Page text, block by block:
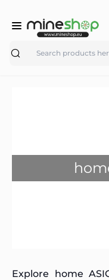
Search
Explore home